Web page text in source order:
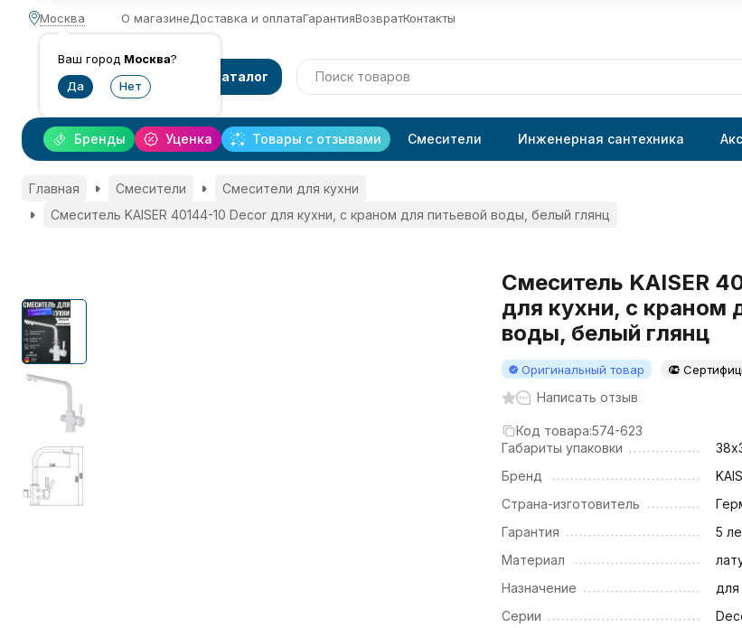
Москва
Ваш город Москва?
О магазинеДоставка и оплатаГарантияВозвратКонтакты
Каталог
Уценка Товары с отзывами
Бренды Смесители Инженерная сантехника
Главная Смесители
Смесители для кухни
Смеситель KAISER 40144-10 Decor для кухни, с краном для питьевой воды, белый глянц
Смеситель KAISER
для кухни, с краном
воды, белый глянц
Оригинальный товар
Написать отзыв
Код товара:574-623
Габариты упаковки
Бренд
Страна-изготовитель
Гарантия
5
Материал
Назначение
для
Серии